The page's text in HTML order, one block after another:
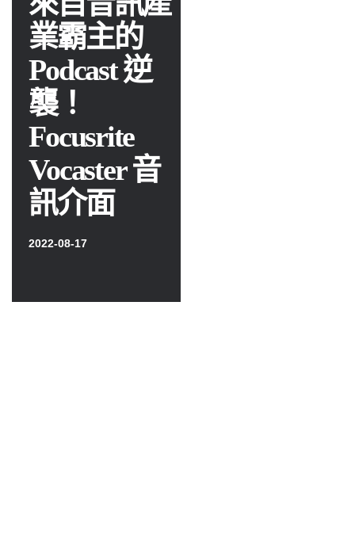
業霸主的
Podcast 逆
襲！
Focusrite
Vocaster 音
訊介面
2022-08-17